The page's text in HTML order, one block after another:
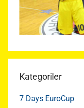
Kategoriler
7 Days EuroCup